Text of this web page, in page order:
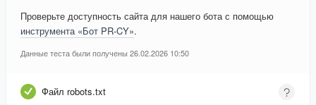
Проверьте доступность сайта для нашего бота с помощью
инструмента «Бот PR-CY».
Данные теста были получены 26.02.2026 10:50
Файл robots.txt